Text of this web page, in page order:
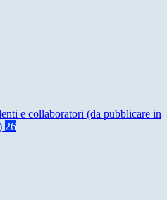
e collaboratori (da pubblicare in
26